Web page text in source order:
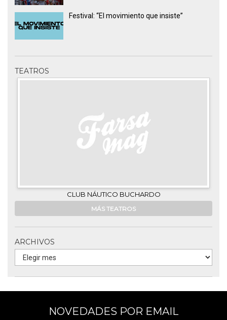
Festival: “El movimiento que insiste”
TEATROS
CLUB NÁUTICO BUCHARDO
MÁS TEATROS
ARCHIVOS
NOVEDADES POR EMAIL